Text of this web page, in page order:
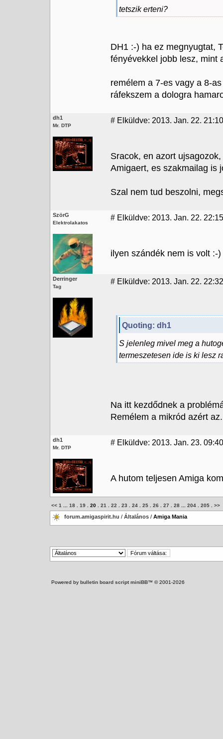
tetszik erteni?
DH1 :-) ha ez megnyugtat,
fényévekkel jobb lesz, mint
remélem a 7-es vagy a 8-
ráfekszem a dologra
dh1
Mr. DTP
# Elküldve: 2013. Jan. 22. 21:10
Sracok, en azort
Amigaert, es szakmailag is
Szal nem tud beszolni,
SzörG
Elektrolakatos
# Elküldve: 2013. Jan. 22. 22:15
ilyen szándék nem is volt :-)
Derringer
Tag
# Elküldve: 2013. Jan. 22. 22:32
Quoting: dh1
S jelenleg mivel meg a
termeszetesen ide is ki lesz
Na itt kezdődnek a
Remélem a mikród azért
dh1
Mr. DTP
# Elküldve: 2013. Jan. 23. 09:40
A hutom teljesen Amiga
<< 1 18 19 20 21 22 23 24 25 26 27 28 204 205 >>
forum.amigaspirit.hu / Általános / Amiga Mania
Powered by bulletin board script miniBB™ © 2001-2026